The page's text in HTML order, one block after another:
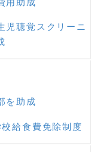
用助成
児聴覚スクリーニ
を助成
給食費免除制度